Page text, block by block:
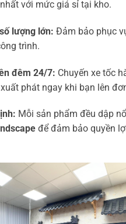
với mức giá sỉ tại kho.
lượng lớn: Đảm bảo phục
trình.
đêm 24/7: Chuyến xe tốc
phát ngay khi bạn lên
Mỗi sản phẩm đều dập
để đảm bảo quyền